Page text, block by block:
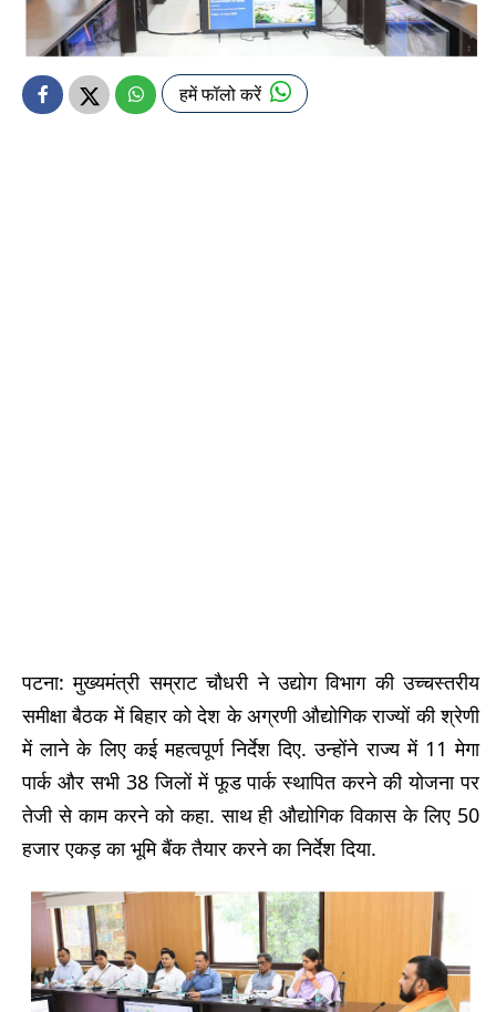
हमें फॉलो करें
पटना: मुख्यमंत्री सम्राट चौधरी ने उद्योग विभाग की उच्चस्तरीय
समीक्षा बैठक में बिहार को देश के अग्रणी औद्योगिक राज्यों की श्रेणी
में लाने के लिए कई महत्वपूर्ण निर्देश दिए. उन्होंने राज्य में 11 मेगा
पार्क और सभी 38 जिलों में फूड पार्क स्थापित करने की योजना पर
तेजी से काम करने को कहा. साथ ही औद्योगिक विकास के लिए 50
हजार एकड़ का भूमि बैंक तैयार करने का निर्देश दिया.